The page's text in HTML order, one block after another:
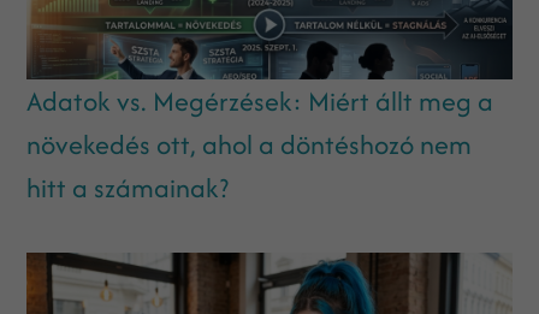
Adatok vs. Megérzések: Miért állt meg a
növekedés ott, ahol a döntéshozó nem
hitt a számainak?